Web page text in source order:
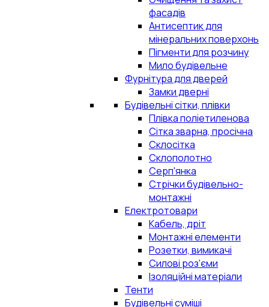
фасадів
Антисептик для
мінеральних поверхонь
Пігменти для розчину
Мило будівельне
Фурнітура для дверей
Замки дверні
Будівельні сітки, плівки
Плівка поліетиленова
Сітка зварна, просічна
Склосітка
Склополотно
Серп'янка
Стрічки будівельно-
монтажні
Електротовари
Кабель, дріт
Монтажні елементи
Розетки, вимикачі
Силові роз'єми
Ізоляційні матеріали
Тенти
Будівельні суміші